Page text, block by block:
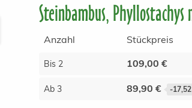
Steinbambus, Phyllostachys
Anzahl Stückpreis
Bis 2 109,00 €
Ab 3 89,90 € -